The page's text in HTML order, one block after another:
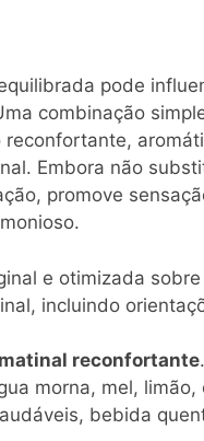
pode
combinação
Embora não
promove
e otimizada
incluindo
reconfortante.
morna, mel, limão,
bebida